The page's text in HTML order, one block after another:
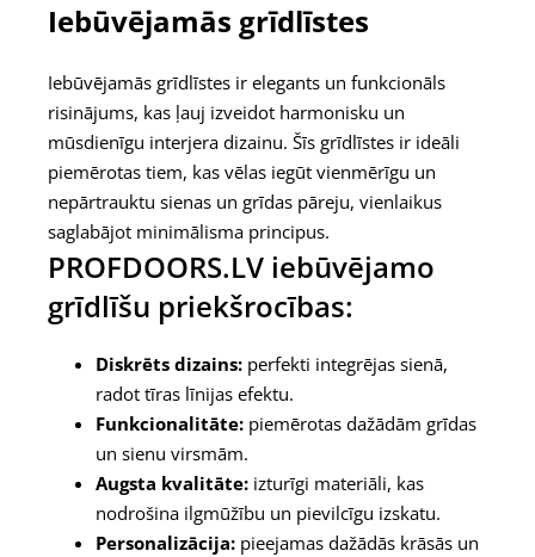
Iebūvējamās grīdlīstes
Iebūvējamās grīdlīstes ir elegants un funkcionāls
risinājums, kas ļauj izveidot harmonisku un
mūsdienīgu interjera dizainu. Šīs grīdlīstes ir ideāli
piemērotas tiem, kas vēlas iegūt vienmērīgu un
nepārtrauktu sienas un grīdas pāreju, vienlaikus
saglabājot minimālisma principus.
PROFDOORS.LV iebūvējamo
grīdlīšu priekšrocības:
Diskrēts dizains: perfekti integrējas sienā,
radot tīras līnijas efektu.
Funkcionalitāte: piemērotas dažādām grīdas
un sienu virsmām.
Augsta kvalitāte: izturīgi materiāli, kas
nodrošina ilgmūžību un pievilcīgu izskatu.
Personalizācija: pieejamas dažādās krāsās un